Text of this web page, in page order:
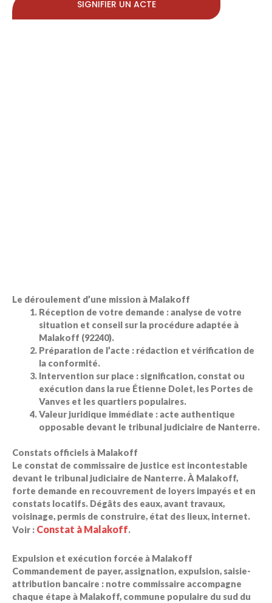
SIGNIFIER UN ACTE
Le déroulement d’une mission à Malakoff
Réception de votre demande : analyse de votre
situation et conseil sur la procédure adaptée à
Malakoff (92240).
Préparation de l’acte : rédaction et vérification de
la conformité.
Intervention sur place : signification, constat ou
exécution dans la rue Étienne Dolet, les Portes de
Vanves et les quartiers populaires.
Valeur juridique immédiate : acte authentique
opposable devant le tribunal judiciaire de Nanterre.
Constats officiels à Malakoff
Le constat de commissaire de justice est incontestable
devant le tribunal judiciaire de Nanterre. À Malakoff,
forte demande en recouvrement de loyers impayés et en
constats locatifs. Dégâts des eaux, avant travaux,
voisinage, permis de construire, état des lieux, internet.
Voir : Constat à Malakoff.
Expulsion et exécution forcée à Malakoff
Commandement de payer, assignation, expulsion, saisie-
attribution bancaire : notre commissaire accompagne
chaque étape à Malakoff, commune populaire du sud du